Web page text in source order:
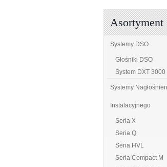
Asortyment
Systemy DSO
Głośniki DSO
System DXT 3000
Systemy
Instalacyjnego
Seria X
Seria Q
Seria HVL
Seria Compact M